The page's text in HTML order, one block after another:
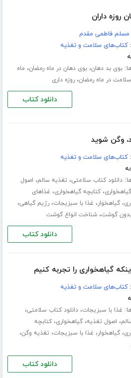
روزه داران
فاطمی مقدم
کتاب‌های سلامت و تغذیه
بوی بد دهان،بوی دهان در ماه رمضان، ماه
سلامت در ماه رمضان،روزه داری
دانلود کتاب
وگن شوید
کتاب‌های سلامت و تغذیه
دانلود کتاب سلامتی، تغذیه سالم، اصول
گیاهخواری،کتابچه گیاهخواری، غذاهای
،گیاهخوار، غذا با سبزیجات،رژیم گیاهی،
گوشت،شناخت انواع گوشت
دانلود کتاب
کتاب‌های سلامت و تغذیه
غذا با سبزیجات،دانلود کتاب سلامتی،
، اصول تغذیه،گیاهخواری،کتابچه
،گیاهخوار، غذا با سبزیجات، تغذیه وگن،
دانلود کتاب